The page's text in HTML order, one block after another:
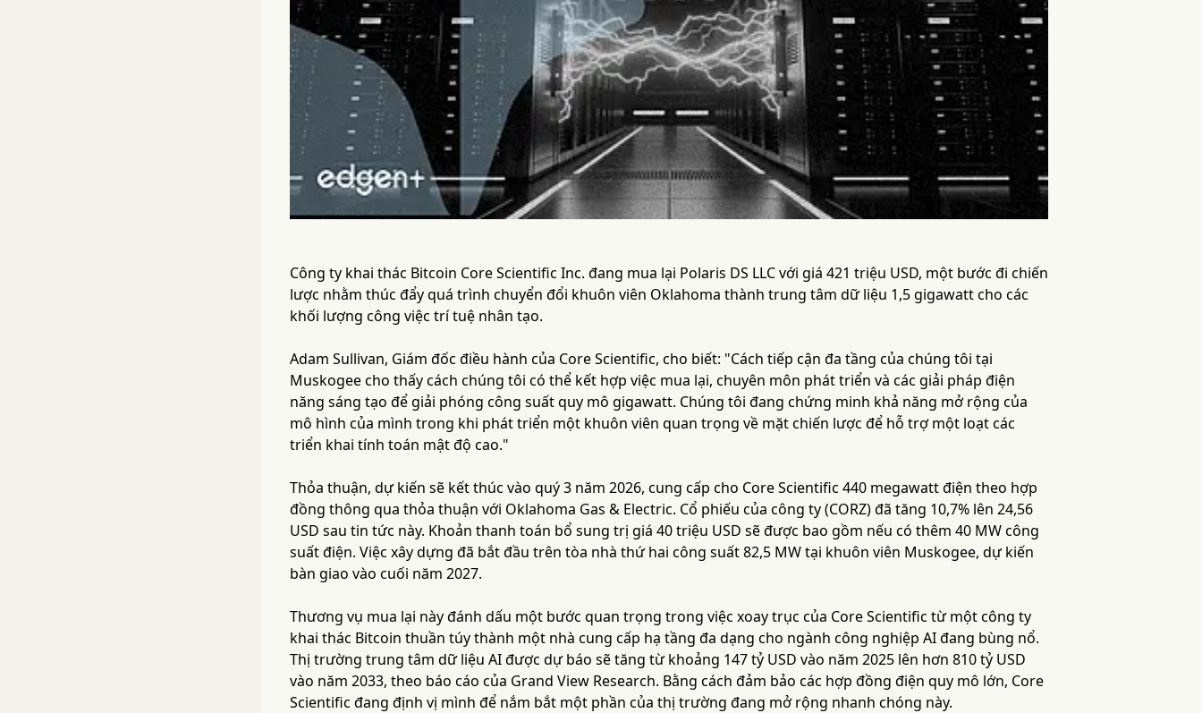
Công ty khai thác Bitcoin Core Scientific Inc. đang mua lại Polaris DS LLC với giá 421 triệu USD, một bước đi chiến
lược nhằm thúc đẩy quá trình chuyển đổi khuôn viên Oklahoma thành trung tâm dữ liệu 1,5 gigawatt cho các
khối lượng công việc trí tuệ nhân tạo.
Adam Sullivan, Giám đốc điều hành của Core Scientific, cho biết: "Cách tiếp cận đa tầng của chúng tôi tại
Muskogee cho thấy cách chúng tôi có thể kết hợp việc mua lại, chuyên môn phát triển và các giải pháp điện
năng sáng tạo để giải phóng công suất quy mô gigawatt. Chúng tôi đang chứng minh khả năng mở rộng của
mô hình của mình trong khi phát triển một khuôn viên quan trọng về mặt chiến lược để hỗ trợ một loạt các
triển khai tính toán mật độ cao."
Thỏa thuận, dự kiến sẽ kết thúc vào quý 3 năm 2026, cung cấp cho Core Scientific 440 megawatt điện theo hợp
đồng thông qua thỏa thuận với Oklahoma Gas & Electric. Cổ phiếu của công ty (CORZ) đã tăng 10,7% lên 24,56
USD sau tin tức này. Khoản thanh toán bổ sung trị giá 40 triệu USD sẽ được bao gồm nếu có thêm 40 MW công
suất điện. Việc xây dựng đã bắt đầu trên tòa nhà thứ hai công suất 82,5 MW tại khuôn viên Muskogee, dự kiến
bàn giao vào cuối năm 2027.
Thương vụ mua lại này đánh dấu một bước quan trọng trong việc xoay trục của Core Scientific từ một công ty
khai thác Bitcoin thuần túy thành một nhà cung cấp hạ tầng đa dạng cho ngành công nghiệp AI đang bùng nổ.
Thị trường trung tâm dữ liệu AI được dự báo sẽ tăng từ khoảng 147 tỷ USD vào năm 2025 lên hơn 810 tỷ USD
vào năm 2033, theo báo cáo của Grand View Research. Bằng cách đảm bảo các hợp đồng điện quy mô lớn, Core
Scientific đang định vị mình để nắm bắt một phần của thị trường đang mở rộng nhanh chóng này.